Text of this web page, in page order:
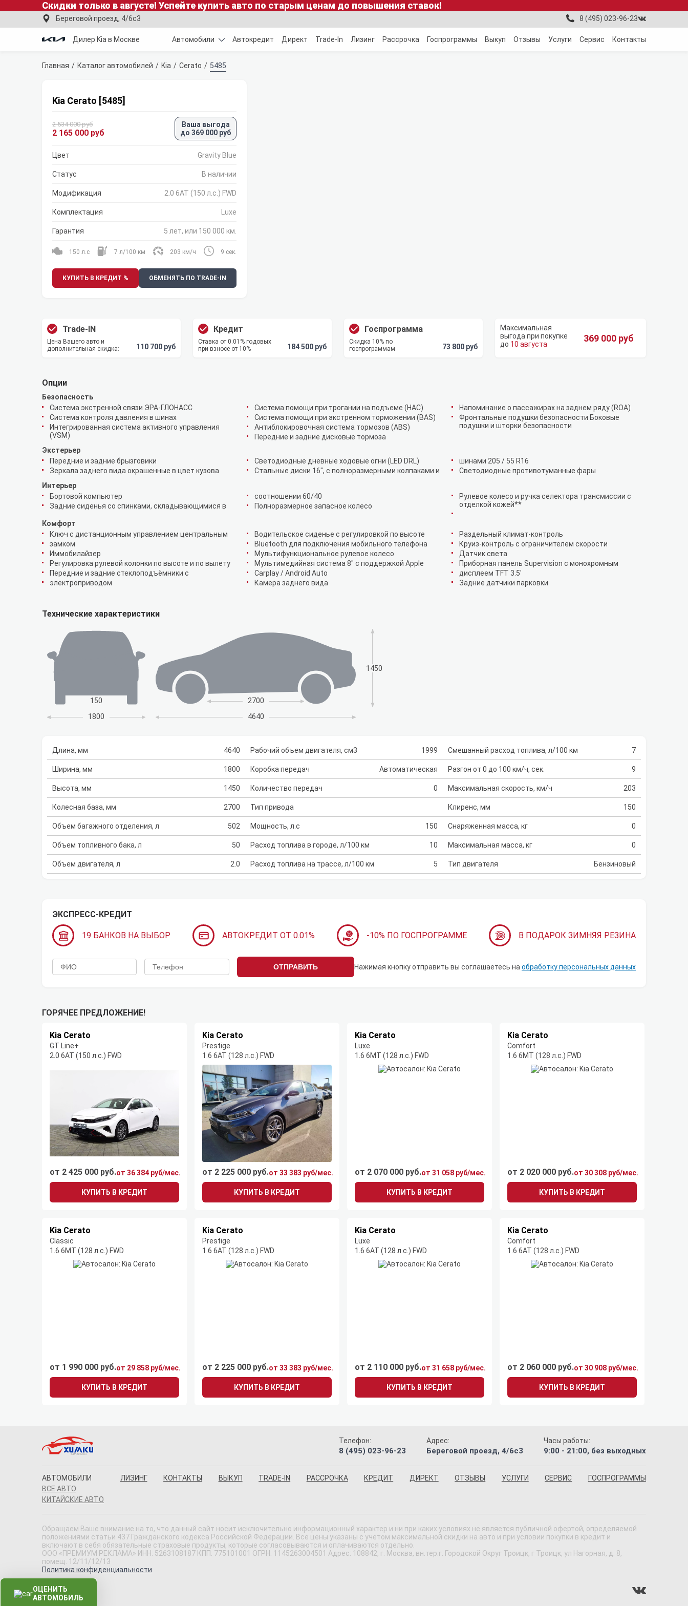
Скидки только в августе! Успейте купить авто по старым ценам до повышения ставок!
Береговой проезд, 4/6с3 8 (495) 023-96-23
Дилер Kia в Москве Автомобили Автокредит Директ Trade-In Лизинг Рассрочка Госпрограммы Выкуп Отзывы Услуги Сервис Контакты
Главная Каталог автомобилей Kia Cerato 5485
Kia Cerato [5485]
2 534 000 руб
2 165 000 руб
Ваша выгода
до 369 000 руб
Цвет Gravity Blue
Статус В наличии
Модификация 2.0 6AT (150 л.с.) FWD
Комплектация Luxe
Гарантия 5 лет, или 150 000 км.
150 л.с 7 л/100 км 203 км/ч 9 сек.
КУПИТЬ В КРЕДИТ % ОБМЕНЯТЬ ПО TRADE-IN
Trade-IN
Цена Вашего авто и
дополнительная скидка:
110 700 руб
Кредит
Ставка от 0.01% годовых
при взносе от 10%
184 500 руб
Госпрограмма
Скидка 10% по
госпрограммам
73 800 руб 10 августа
369 000 руб
Опции
Безопасность
Система экстренной связи ЭРА-ГЛОНАСС
Система контроля давления в шинах
Интегрированная система активного управления
(VSM)
Cистема помощи при трогании на подъеме (HAC)
Система помощи при экстренном торможении (BAS)
Антиблокировочная система тормозов (ABS)
Передние и задние дисковые тормоза
Напоминание о пассажирах на заднем ряду (ROA)
Фронтальные подушки безопасности Боковые
подушки и шторки безопасности
Экстерьер
Передние и задние брызговики
Зеркала заднего вида окрашенные в цвет кузова
Светодиодные дневные ходовые огни (LED DRL)
Стальные диски 16", с полноразмерными колпаками и
шинами 205 / 55 R16
Светодиодные противотуманные фары
Интерьер
Бортовой компьютер
Задние сиденья со спинками, складывающимися в
соотношении 60/40
Полноразмерное запасное колесо
Рулевое колесо и ручка селектора трансмиссии с
отделкой кожей**
Комфорт
Ключ с дистанционным управлением центральным
замком
Иммобилайзер
Регулировка рулевой колонки по высоте и по вылету
Передние и задние стеклоподъёмники с
электроприводом
Водительское сиденье с регулировкой по высоте
Bluetooth для подключения мобильного телефона
Мультифункциональное рулевое колесо
Мультимедийная система 8" с поддержкой Apple
Carplay / Android Auto
Камера заднего вида
Раздельный климат-контроль
Круиз-контроль с ограничителем скорости
Датчик света
Приборная панель Supervision c монохромным
дисплеем TFT 3.5'
Задние датчики парковки
Технические характеристики
150
1800
2700
1450
4640
Длина, мм 4640
Ширина, мм 1800
Высота, мм 1450
Колесная база, мм 2700
Объем багажного отделения, л 502
Объем топливного бака, л 50
Объем двигателя, л 2.0
Рабочий объем двигателя, см3 1999
Коробка передач Автоматическая
Количество передач 0
Тип привода
Мощность, л.с 150
Расход топлива в городе, л/100 км 10
Расход топлива на трассе, л/100 км 5
Смешанный расход топлива, л/100 км 7
Разгон от 0 до 100 км/ч, сек. 9
Максимальная скорость, км/ч 203
Клиренс, мм 150
Снаряженная масса, кг 0
Максимальная масса, кг 0
Тип двигателя Бензиновый
ЭКСПРЕСС-КРЕДИТ
19 БАНКОВ НА ВЫБОР АВТОКРЕДИТ ОТ 0.01% -10% ПО ГОСПРОГРАММЕ В ПОДАРОК ЗИМНЯЯ РЕЗИНА
ОТПРАВИТЬ Нажимая кнопку отправить вы соглашаетесь на обработку персональных данных
ГОРЯЧЕЕ ПРЕДЛОЖЕНИЕ!
Kia Cerato
GT Line+
2.0 6AT (150 л.с.) FWD
от 2 425 000 руб.от 36 384 руб/мес.
КУПИТЬ В КРЕДИТ
Kia Cerato
Prestige
1.6 6AT (128 л.с.) FWD
от 2 225 000 руб.от 33 383 руб/мес.
КУПИТЬ В КРЕДИТ
Kia Cerato
Luxe
1.6 6MT (128 л.с.) FWD
от 2 070 000 руб.от 31 058 руб/мес.
КУПИТЬ В КРЕДИТ
Kia Cerato
Comfort
1.6 6MT (128 л.с.) FWD
от 2 020 000 руб.от 30 308 руб/мес.
КУПИТЬ В КРЕДИТ
Kia Cerato
Classic
1.6 6MT (128 л.с.) FWD
от 1 990 000 руб.от 29 858 руб/мес.
КУПИТЬ В КРЕДИТ
Kia Cerato
Prestige
1.6 6AT (128 л.с.) FWD
от 2 225 000 руб.от 33 383 руб/мес.
КУПИТЬ В КРЕДИТ
Kia Cerato
Luxe
1.6 6AT (128 л.с.) FWD
от 2 110 000 руб.от 31 658 руб/мес.
КУПИТЬ В КРЕДИТ
Kia Cerato
Comfort
1.6 6AT (128 л.с.) FWD
от 2 060 000 руб.от 30 908 руб/мес.
КУПИТЬ В КРЕДИТ
Телефон:
8 (495) 023-96-23
Адрес:
Береговой проезд, 4/6с3
Часы работы:
9:00 - 21:00, без выходных
АВТОМОБИЛИ
ВСЕ АВТО
КИТАЙСКИЕ АВТО
ЛИЗИНГ КОНТАКТЫ ВЫКУП TRADE-IN РАССРОЧКА КРЕДИТ ДИРЕКТ ОТЗЫВЫ УСЛУГИ СЕРВИС ГОСПРОГРАММЫ
Обращаем Ваше внимание на то, что данный сайт носит исключительно информационный характер и ни при каких условиях не является публичной офертой, определяемой
положениями статьи 437 Гражданского кодекса Российской Федерации. Все цены указаны с учетом максимальной скидки на авто и при условии покупки в кредит и
включают в себя обязательные страховые продукты, которые согласовываются и оплачиваются отдельно.
ООО «ПРЕМИУМ РЕКЛАМА» ИНН: 5263108187 КПП: 775101001 ОГРН: 1145263004501 Адрес: 108842, г. Москва, вн.тер.г. Городской Округ Троицк, г Троицк, ул Нагорная, д. 8,
помещ. 12/11/12/13
Политика конфиденциальности
ОЦЕНИТЬ
АВТОМОБИЛЬ